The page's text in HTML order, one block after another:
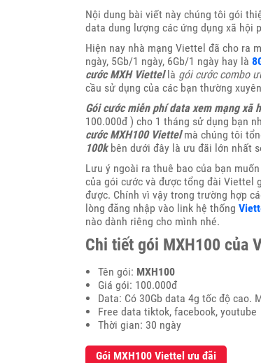
Nội dung bài viết này chúng tôi gói
data dung lượng các ứng dụng xã hội
Hiện nay nhà mạng Viettel đã cho ra
ngày, 5Gb/1 ngày, 6Gb/1 ngày hay là
cước MXH Viettellà gói cước combo
cầu sử dụng của các bạn thường
Gói cước miễn phí data xem mạng xã
100.000đ ) cho 1 tháng sử dụng bạn
cước MXH100 Viettelmà chúng tôi
100kbên dưới đây là ưu đãi lớn nhất
Lưu ý ngoài ra thuê bao của bạn muốn
của gói cước và được tổng đài Viettel
được. Chính vì vậy trong trường hợp
lòng đăng nhập vào link hệ thống
nào dành riêng cho mình nhé.
Chi tiết gói MXH100 của
Tên gói: MXH100
Giá gói: 100.000đ
Data: Có 30Gb data 4g tốc độ cao.
Free data tiktok, facebook, youtube
Thời gian: 30 ngày
Gói MXH100 Viettel ưu đãi